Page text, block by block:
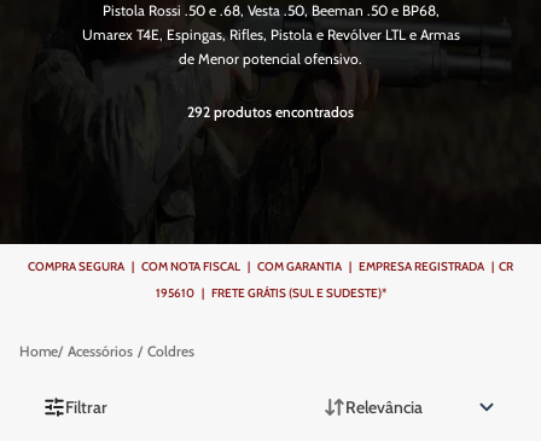
Pistola Rossi .50 e .68, Vesta .50, Beeman .50 e BP68,
Umarex T4E, Espingas, Rifles, Pistola e Revólver LTL e Armas
de Menor potencial ofensivo.
292 produtos
COMPRA SEGURA | COM NOTA FISCAL | COM GARANTIA | EMPRESA REGISTRADA | CR
195610 | FRETE GRÁTIS (SUL E SUDESTE)*
Acessórios Coldres
Filtrar Relevância